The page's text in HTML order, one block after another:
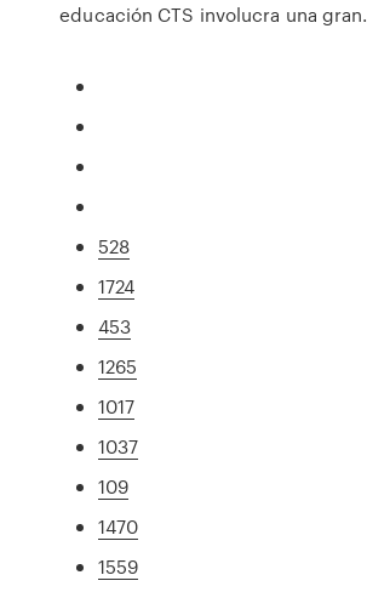
educación CTS involucra una gran.
528
1724
453
1265
1017
1037
109
1470
1559